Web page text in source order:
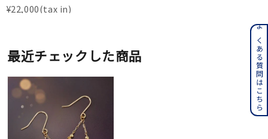
¥22,000
最近チェックした商品 よくある質問はこちら